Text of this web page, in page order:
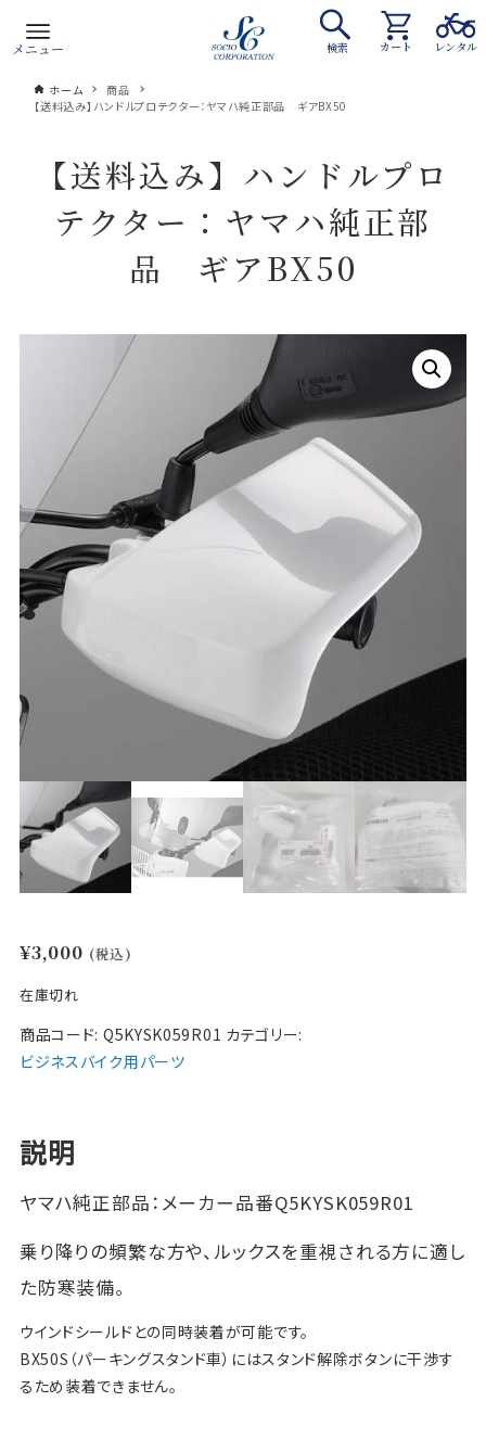
メニュー 検索 カート レンタル
ホーム
商品
【送料込み】ハンドルプロテクター：ヤマハ純正部品 ギアBX50
【送料込み】ハンドルプロ
テクター：ヤマハ純正部
品 ギアBX50
¥3,000 (税込)
在庫切れ
商品コード: Q5KYSK059R01 カテゴリー:
ビジネスバイク用パーツ
説明
ヤマハ純正部品：メーカー品番Q5KYSK059R01
乗り降りの頻繁な方や、ルックスを重視される方に適し
た防寒装備。
ウインドシールドとの同時装着が可能です。
BX50S（パーキングスタンド車）にはスタンド解除ボタンに干渉す
るため装着できません。